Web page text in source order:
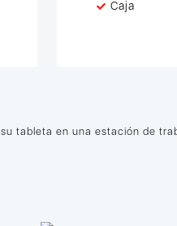
Caja
tableta en una estación de